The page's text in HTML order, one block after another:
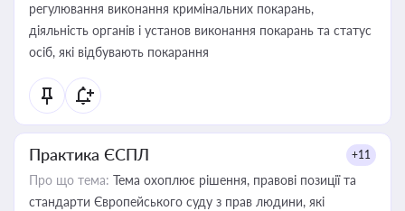
регулювання виконання кримінальних покарань,
діяльність органів і установ виконання покарань та статус
осіб, які відбувають покарання
Практика ЄСПЛ +11
Про що тема: Тема охоплює рішення, правові позиції та
стандарти Європейського суду з прав людини, які